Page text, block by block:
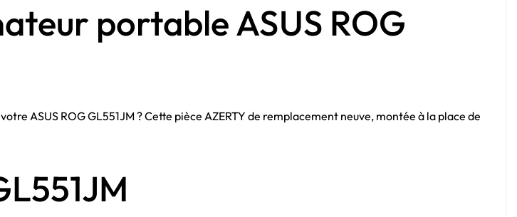
portable ASUS ROG
ASUS ROG GL551JM ? Cette pièce AZERTY de remplacement neuve, montée à la place de